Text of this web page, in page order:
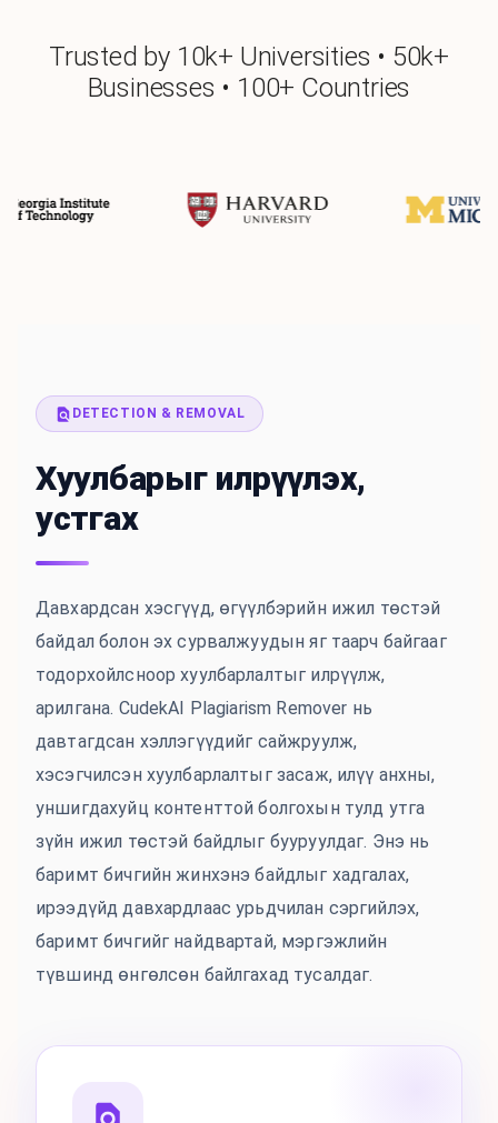
Trusted by 10k+ Universities • 50k+
Businesses • 100+ Countries
DETECTION & REMOVAL
Хуулбарыг илрүүлэх,
устгах
Давхардсан хэсгүүд, өгүүлбэрийн ижил төстэй
байдал болон эх сурвалжуудын яг таарч байгааг
тодорхойлсноор хуулбарлалтыг илрүүлж,
арилгана. CudekAI Plagiarism Remover нь
давтагдсан хэллэгүүдийг сайжруулж,
хэсэгчилсэн хуулбарлалтыг засаж, илүү анхны,
уншигдахуйц контенттой болгохын тулд утга
зүйн ижил төстэй байдлыг бууруулдаг. Энэ нь
баримт бичгийн жинхэнэ байдлыг хадгалах,
ирээдүйд давхардлаас урьдчилан сэргийлэх,
баримт бичгийг найдвартай, мэргэжлийн
түвшинд өнгөлсөн байлгахад тусалдаг.